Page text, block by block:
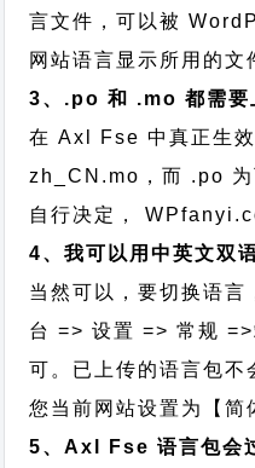
言文件，可以被
网站语言显示所用的文
3、.po 和 .mo 都需要
在 Axl Fse 中真正生
zh_CN.mo，而 .po 为
自行决定，
4、我可以用中英文双
当然可以，要切换语
台 => 设置 => 常规
可。已上传的语言包不
您当前网站设置为【简
5、Axl Fse 语言包会